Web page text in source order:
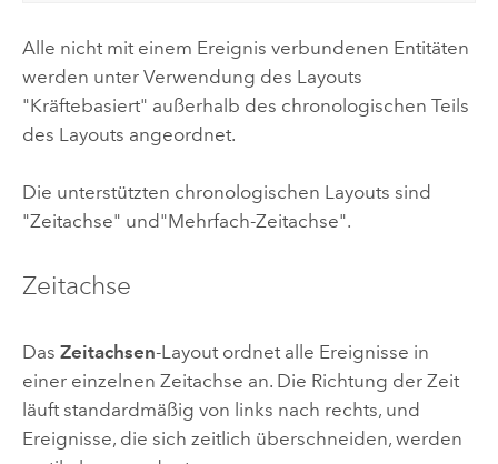
Alle nicht mit einem Ereignis verbundenen Entitäten
werden unter Verwendung des Layouts
"Kräftebasiert" außerhalb des chronologischen Teils
des Layouts angeordnet.
Die unterstützten chronologischen Layouts sind
"Zeitachse" und"Mehrfach-Zeitachse".
Zeitachse
Das Zeitachsen-Layout ordnet alle Ereignisse in
einer einzelnen Zeitachse an. Die Richtung der Zeit
läuft standardmäßig von links nach rechts, und
Ereignisse, die sich zeitlich überschneiden, werden